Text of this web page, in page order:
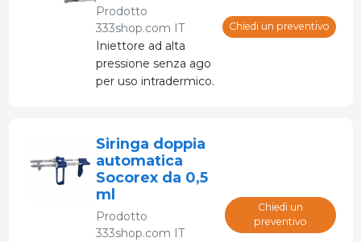
Prodotto
333shop.com IT
Iniettore ad alta
pressione senza ago
per uso intradermico.
modo più efficiente,
rapido e preciso.
Chiedi un preventivo
Siringa doppia
automatica
Socorex da 0,5
ml
Prodotto
333shop.com IT
Chiedi un
preventivo